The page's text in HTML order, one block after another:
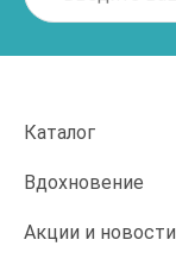
Каталог
Вдохновение
Акции и новости